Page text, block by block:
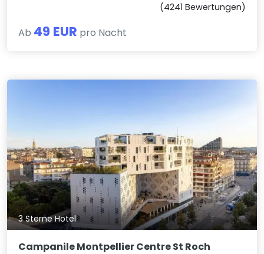
(4241 Bewertungen)
Ab 49 EUR pro Nacht
3 Sterne Hotel
Campanile Montpellier Centre St Roch